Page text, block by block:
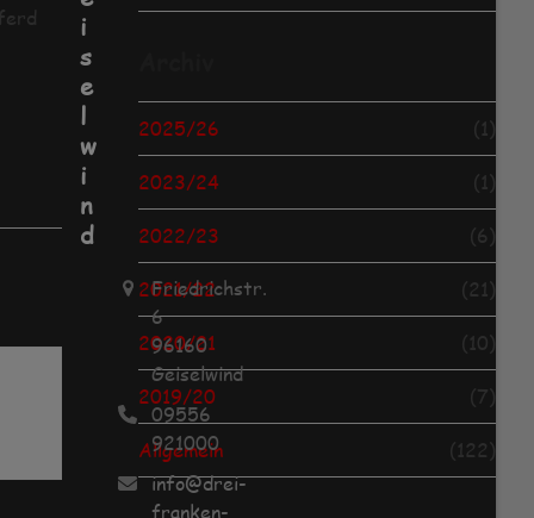
2025/26
(1)
2023/24
(1)
2022/23
(6)
2021/22
(21)
2020/21
(10)
2019/20
(7)
Allgemein
(122)
i
s
e
l
w
i
n
d
Friedrichstr.
6
96160
Geiselwind
09556
921000
info@drei-
franken-